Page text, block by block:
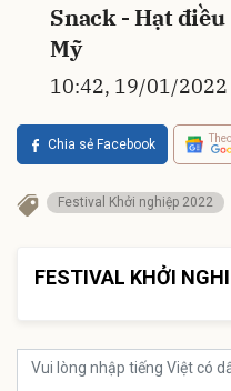
Snack - Hạt
Mỹ
10:42, 19/01/2022
Chia sẻ Facebook
Festival Khởi nghiệp 2022
FESTIVAL KHỞI